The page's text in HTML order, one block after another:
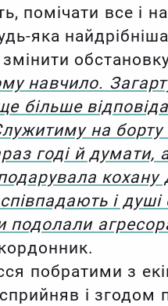
помічати все і
яка
навчило.
більше
на
годі й
і
агресора
побратими з
і згодом